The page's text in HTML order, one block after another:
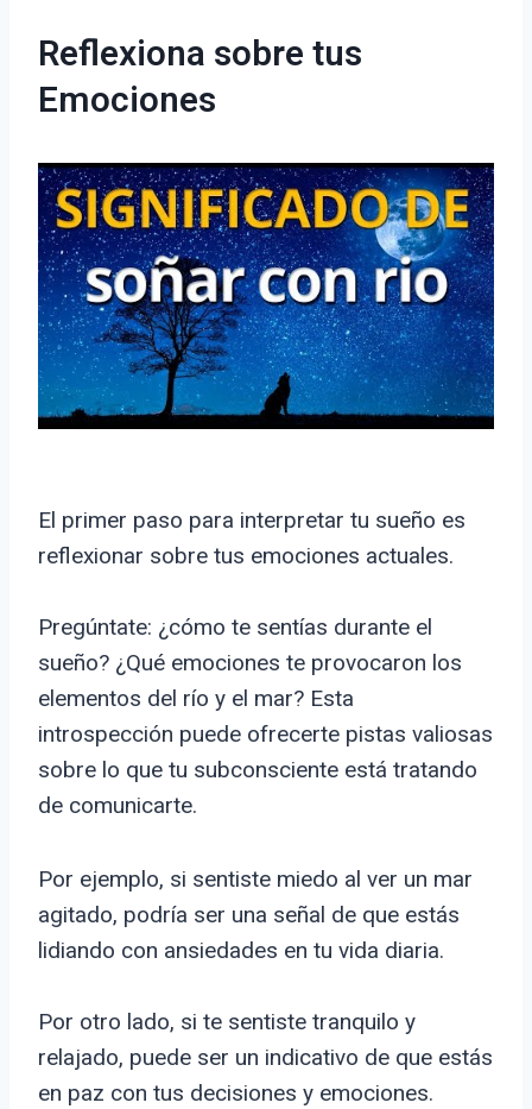
Reflexiona sobre tus
Emociones
El primer paso para interpretar tu sueño es
reflexionar sobre tus emociones actuales.
Pregúntate: ¿cómo te sentías durante el
sueño? ¿Qué emociones te provocaron los
elementos del río y el mar? Esta
introspección puede ofrecerte pistas valiosas
sobre lo que tu subconsciente está tratando
de comunicarte.
Por ejemplo, si sentiste miedo al ver un mar
agitado, podría ser una señal de que estás
lidiando con ansiedades en tu vida diaria.
Por otro lado, si te sentiste tranquilo y
relajado, puede ser un indicativo de que estás
en paz con tus decisiones y emociones.